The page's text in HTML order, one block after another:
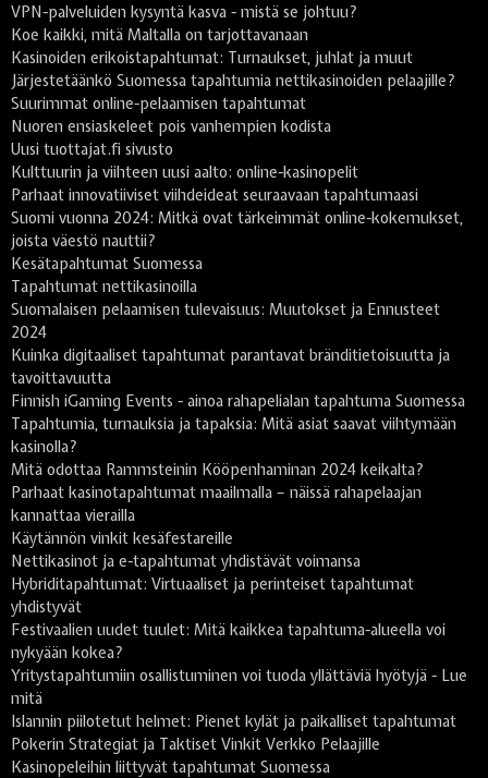
VPN-palveluiden kysyntä kasva - mistä se johtuu?
Koe kaikki, mitä Maltalla on tarjottavanaan
Kasinoiden erikoistapahtumat: Turnaukset, juhlat ja muut
Järjestetäänkö Suomessa tapahtumia nettikasinoiden pelaajille?
Suurimmat online-pelaamisen tapahtumat
Nuoren ensiaskeleet pois vanhempien kodista
Uusi tuottajat.fi sivusto
Kulttuurin ja viihteen uusi aalto: online-kasinopelit
Parhaat innovatiiviset viihdeideat seuraavaan tapahtumaasi
Suomi vuonna 2024: Mitkä ovat tärkeimmät online-kokemukset,
joista väestö nauttii?
Kesätapahtumat Suomessa
Tapahtumat nettikasinoilla
Suomalaisen pelaamisen tulevaisuus: Muutokset ja Ennusteet
2024
Kuinka digitaaliset tapahtumat parantavat bränditietoisuutta ja
tavoittavuutta
Finnish iGaming Events - ainoa rahapelialan tapahtuma Suomessa
Tapahtumia, turnauksia ja tapaksia: Mitä asiat saavat viihtymään
kasinolla?
Mitä odottaa Rammsteinin Kööpenhaminan 2024 keikalta?
Parhaat kasinotapahtumat maailmalla – näissä rahapelaajan
kannattaa vierailla
Käytännön vinkit kesäfestareille
Nettikasinot ja e-tapahtumat yhdistävät voimansa
Hybriditapahtumat: Virtuaaliset ja perinteiset tapahtumat
yhdistyvät
Festivaalien uudet tuulet: Mitä kaikkea tapahtuma-alueella voi
nykyään kokea?
Yritystapahtumiin osallistuminen voi tuoda yllättäviä hyötyjä - Lue
mitä
Islannin piilotetut helmet: Pienet kylät ja paikalliset tapahtumat
Pokerin Strategiat ja Taktiset Vinkit Verkko Pelaajille
Kasinopeleihin liittyvät tapahtumat Suomessa